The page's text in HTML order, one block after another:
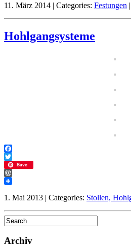
11. März 2014 | Categories: Festungen
Hohlgangsysteme
Facebook
Twitter
Save
WordPress
1. Mai 2013 | Categories: Stollen,
Archiv